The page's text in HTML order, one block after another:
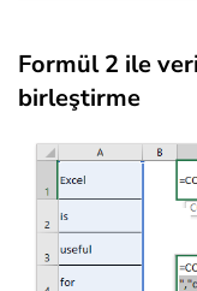
Formül 2 ile
birleştirme